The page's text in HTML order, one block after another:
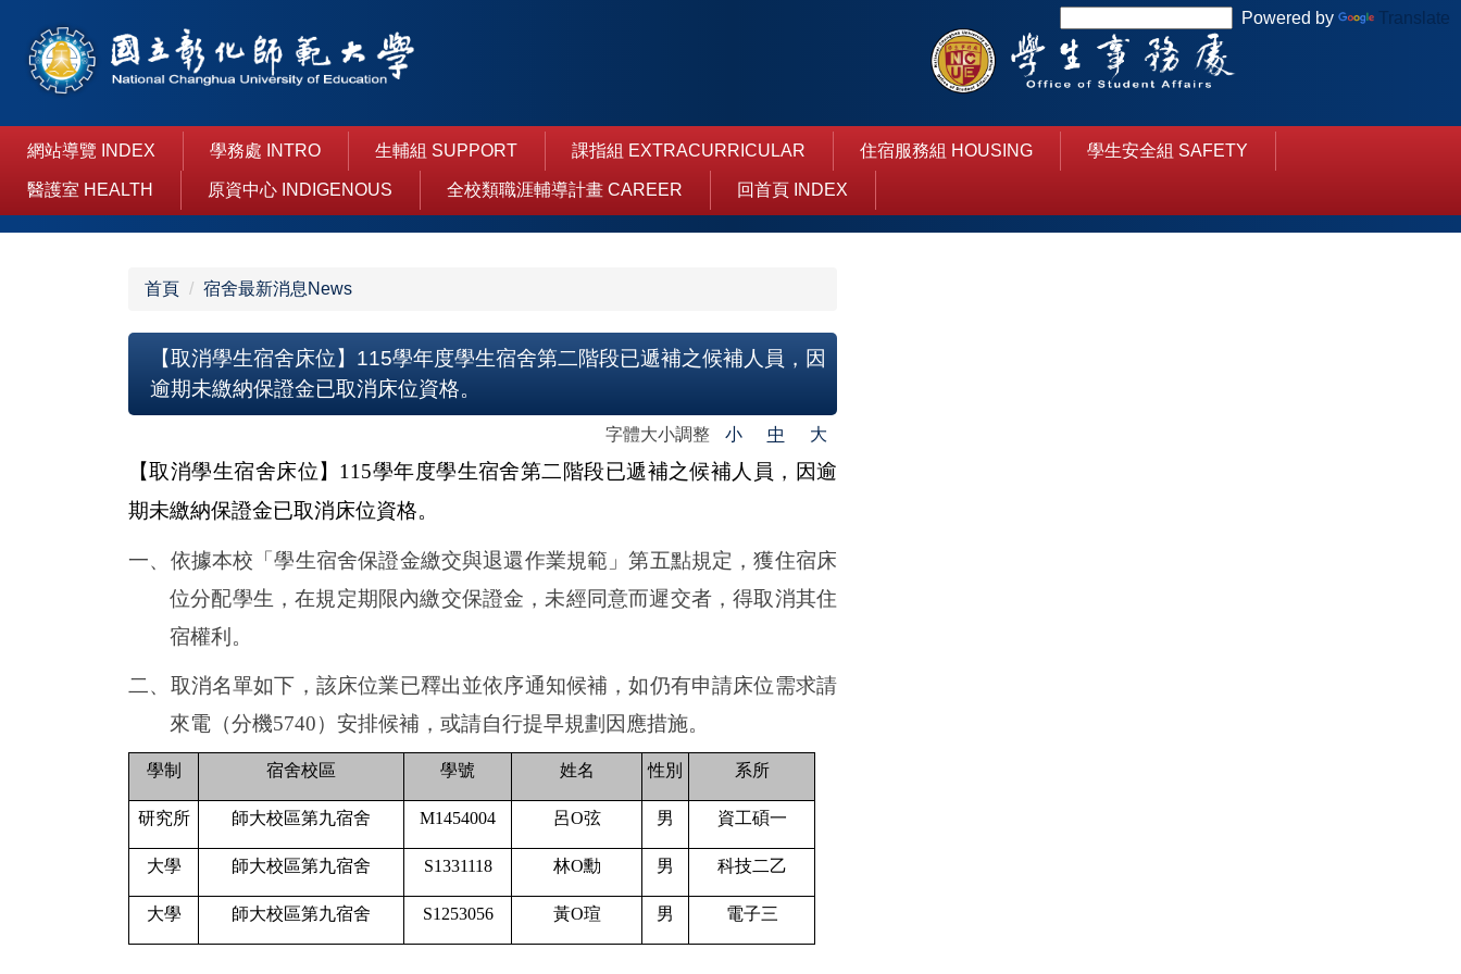
Powered by Translate
網站導覽 INDEX 學務處 INTRO 生輔組 SUPPORT 課指組 EXTRACURRICULAR 住宿服務組 HOUSING 學生安全組 SAFETY
醫護室 HEALTH 原資中心 INDIGENOUS 全校類職涯輔導計畫 CAREER 回首頁 INDEX
首頁 宿舍最新消息News
【取消學生宿舍床位】115學年度學生宿舍第二階段已遞補之候補人員，因
逾期未繳納保證金已取消床位資格。
字體大小調整 小 中 大
【取消學生宿舍床位】 115學年度學生宿舍第二階段已遞補之候補人員，因逾
期未繳納保證金已取消床位資格。
一、依據本校「學生宿舍保證金繳交與退還作業規範」第五點規定，獲住宿床
位分配學生，在規定期限內繳交保證金，未經同意而遲交者，得取消其住
宿權利。
二、取消名單如下，該床位業已釋出並依序通知候補，如仍有申請床位需求請
來電（分機5740）安排候補，或請自行提早規劃因應措施。
學制 宿舍校區 學號 姓名 性別 系所
研究所 師大校區第九宿舍 M1454004 呂O弦 男 資工碩一
大學 師大校區第九宿舍 S1331118 林O勳 男 科技二乙
大學 師大校區第九宿舍 S1253056 黃O瑄 男 電子三